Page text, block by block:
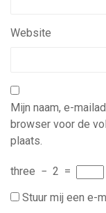
Website
Mijn naam, e-
browser voor de
plaats.
three − 2 =
Stuur mij een e-